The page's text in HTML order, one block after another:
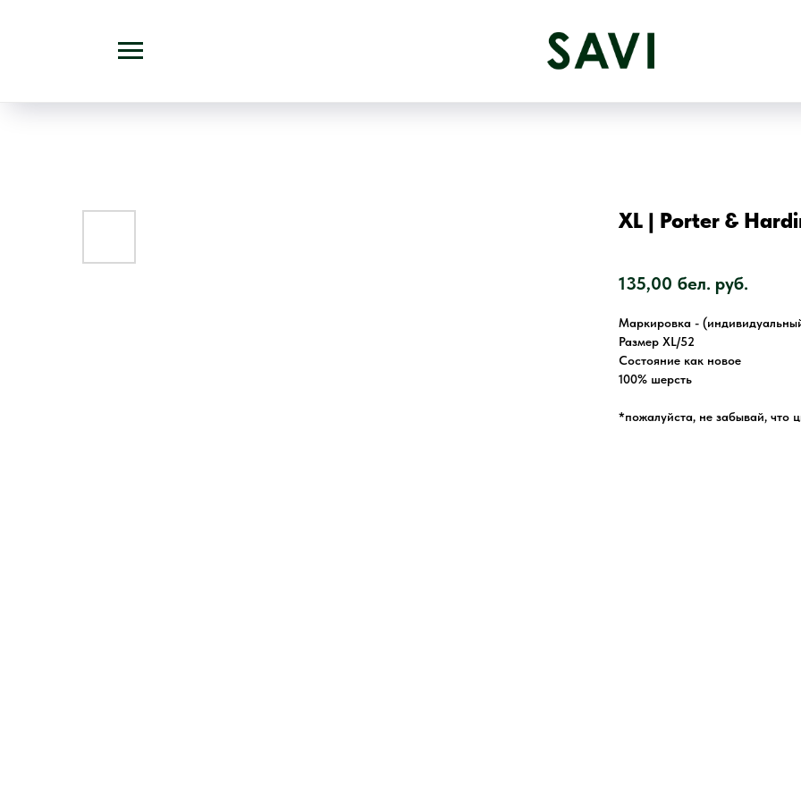
XL | Porter &
135,00 бел. руб.
Маркировка -
Размер XL/52
Состояние как новое
100% шерсть
*пожалуйста, не забывай, что